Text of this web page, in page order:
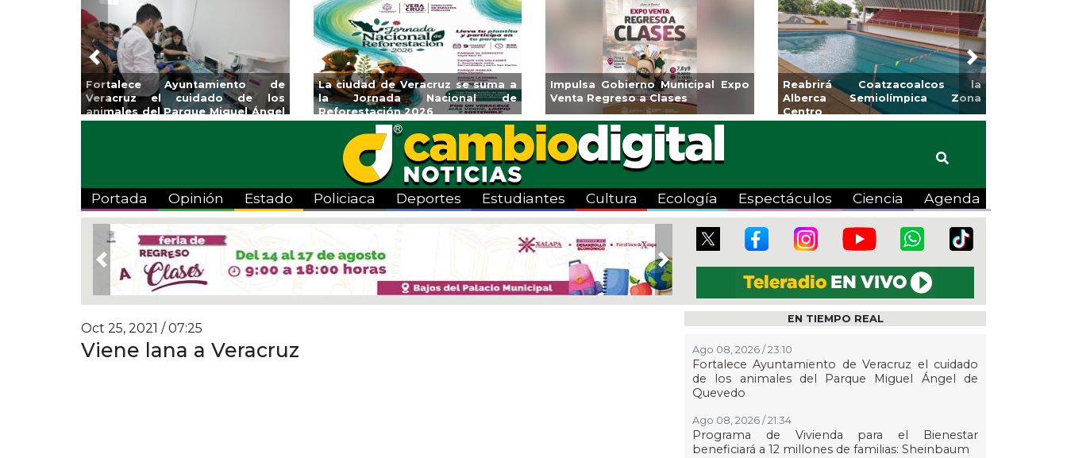
Fortalece Ayuntamiento de
Veracruz el cuidado de los
animales del Parque Miguel Ángel
La ciudad de Veracruz se suma a
la Jornada Nacional de
Reforestación 2026
Impulsa Gobierno Municipal Expo
Venta Regreso a Clases
Reabrirá Coatzacoalcos la
Alberca Semiolímpica Zona
Centro
Previous Next
Portada Opinión Estado Policiaca Deportes Estudiantes Cultura Ecología Espectáculos Ciencia Agenda
Previous Next
Oct 25, 2021 / 07:25
Viene lana a Veracruz
EN TIEMPO REAL
Ago 08, 2026 / 23:10
Fortalece Ayuntamiento de Veracruz el cuidado
de los animales del Parque Miguel Ángel de
Quevedo
Ago 08, 2026 / 21:34
Programa de Vivienda para el Bienestar
beneficiará a 12 millones de familias: Sheinbaum